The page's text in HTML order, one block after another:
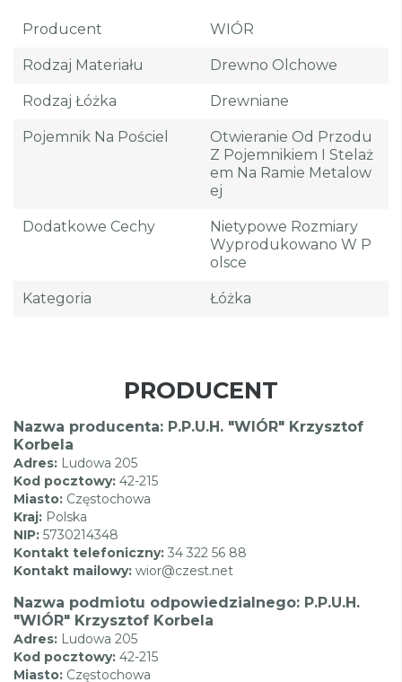
Producent WIÓR
Rodzaj Materiału Drewno Olchowe
Rodzaj Łóżka Drewniane
Pojemnik Na Pościel
Otwieranie Od Przodu
Z Pojemnikiem I Stelaż
Em Na Ramie Metalow
Ej
Dodatkowe Cechy
Nietypowe Rozmiary
Wyprodukowano W P
Olsce
Kategoria Łóżka
PRODUCENT
Nazwa producenta: P.P.U.H. "WIÓR" Krzysztof
Korbela
Adres: Ludowa 205
Kod pocztowy: 42-215
Miasto: Częstochowa
Kraj: Polska
NIP: 5730214348
Kontakt telefoniczny: 34 322 56 88
Kontakt mailowy: wior@czest.net
Nazwa podmiotu odpowiedzialnego: P.P.U.H.
"WIÓR" Krzysztof Korbela
Adres: Ludowa 205
Kod pocztowy: 42-215
Miasto: Częstochowa